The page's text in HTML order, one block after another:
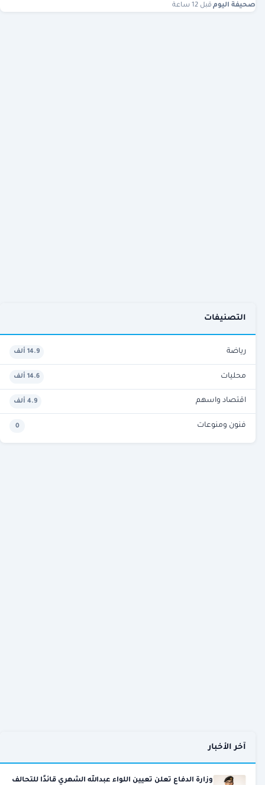
صحيفة اليوم قبل 12 ساعة
التصنيفات
رياضة 14.9 ألف
محليات 14.6 ألف
اقتصاد واسهم 4.9 ألف
فنون ومنوعات 0
آخر الأخبار
وزارة الدفاع تعلن تعيين اللواء عبدالله الشهري قائدًا للتحالف